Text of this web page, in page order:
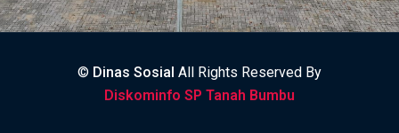
© Dinas Sosial All Rights Reserved By
Diskominfo SP Tanah Bumbu